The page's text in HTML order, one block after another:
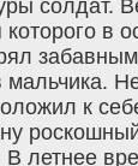
солдат.
в
мальчика.
к
летнее